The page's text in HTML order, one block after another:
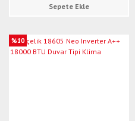
Sepete Ekle
%10